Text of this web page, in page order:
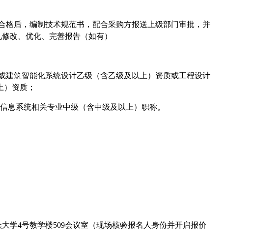
格后，编制技术规范书，配合采购方报送上级部门审批，并
改、优化、完善报告（如有）
建筑智能化系统设计乙级（含乙级及以上）资质或工程设计
资质；
息系统相关专业中级（含中级及以上）职称。
学4号教学楼509会议室（现场核验报名人身份并开启报价